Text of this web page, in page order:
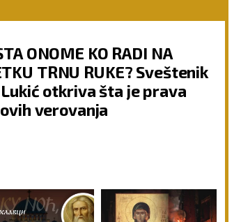
ONOME KO RADI NA
TRNU RUKE? Sveštenik
otkriva šta je prava
verovanja